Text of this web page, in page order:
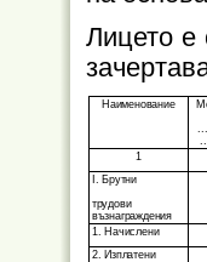
Лицето е
Наименование
1
І. Брутни
трудови
възнаграждения
1. Начислени
2. Изплатени